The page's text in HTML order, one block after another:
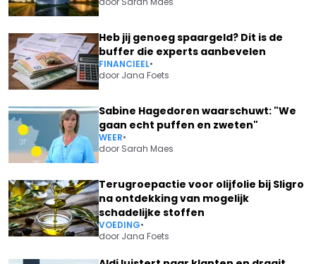
Heb jij genoeg spaargeld? Dit is de
buffer die experts aanbevelen
FINANCIEEL•
door Jana Foets
Sabine Hagedoren waarschuwt: "We
gaan echt puffen en zweten"
WEER•
door Sarah Maes
Terugroepactie voor olijfolie bij Sligro
na ontdekking van mogelijk
schadelijke stoffen
VOEDING•
door Jana Foets